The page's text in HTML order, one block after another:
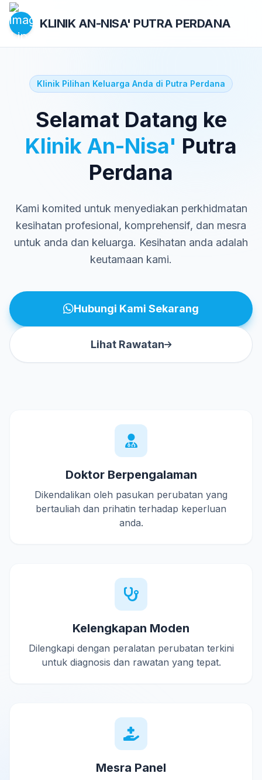
KLINIK AN-NISA' PUTRA PERDANA
Klinik Pilihan Keluarga Anda di Putra Perdana
Selamat Datang ke
Klinik An-Nisa' Putra
Perdana
Kami komited untuk menyediakan perkhidmatan
kesihatan profesional, komprehensif, dan mesra
untuk anda dan keluarga. Kesihatan anda adalah
keutamaan kami.
Hubungi Kami Sekarang
Lihat Rawatan
Doktor Berpengalaman
Dikendalikan oleh pasukan perubatan yang
bertauliah dan prihatin terhadap keperluan
anda.
Kelengkapan Moden
Dilengkapi dengan peralatan perubatan terkini
untuk diagnosis dan rawatan yang tepat.
Mesra Panel